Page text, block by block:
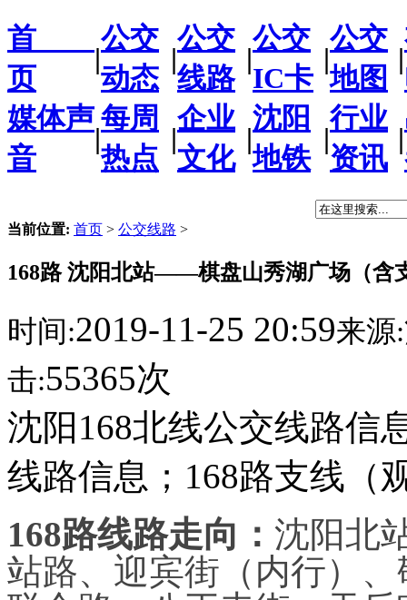
首
页
|
公交
动态
|
公交
线路
|
公交
IC卡
|
公交
地图
|
媒体声
音
|
每周
热点
|
企业
文化
|
沈阳
地铁
|
行业
资讯
|
当前位置: 首页 > 公交线路 >
168路 沈阳北站——棋盘山秀湖广场（含
时间:2019-11-25 20:59来源:
击:55365次
沈阳168北线公交线路信
线路信息；168路支线（
168路线路走向： 沈阳北
站路、迎宾街（内行）